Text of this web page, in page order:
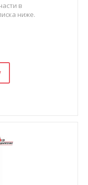
в
ниже.